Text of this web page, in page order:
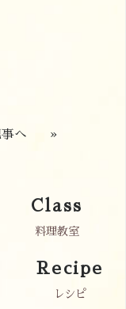
へ »
Class
料理教室
Recipe
レシピ